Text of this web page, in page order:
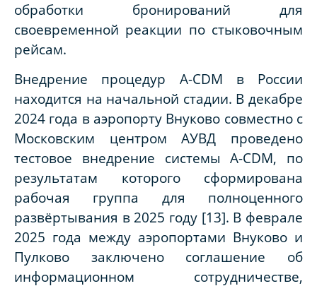
обработки бронирований для
своевременной реакции по стыковочным
рейсам.
Внедрение процедур A-CDM в России
находится на начальной стадии. В декабре
2024 года в аэропорту Внуково совместно с
Московским центром АУВД проведено
тестовое внедрение системы A-CDM, по
результатам которого сформирована
рабочая группа для полноценного
развёртывания в 2025 году [13]. В феврале
2025 года между аэропортами Внуково и
Пулково заключено соглашение об
информационном сотрудничестве,